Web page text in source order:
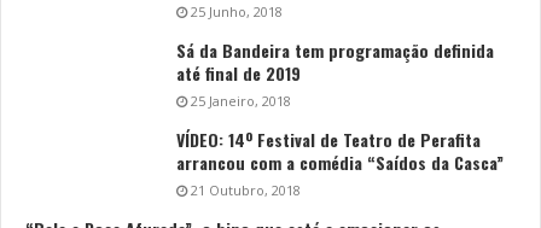
25 Junho, 2018
Sá da Bandeira tem programação definida
até final de 2019
25 Janeiro, 2018
VÍDEO: 14º Festival de Teatro de Perafita
arrancou com a comédia “Saídos da Casca”
21 Outubro, 2018